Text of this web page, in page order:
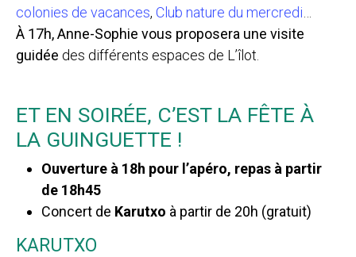
colonies de vacances, Club nature du mercredi
À 17h, Anne-Sophie vous proposera une visite
guidée des différents espaces de L’îlot.
ET EN SOIRÉE, C’EST LA FÊTE À
LA GUINGUETTE !
Ouverture à 18h pour l’apéro, repas à partir
de 18h45
Concert de Karutxo à partir de 20h (gratuit)
KARUTXO